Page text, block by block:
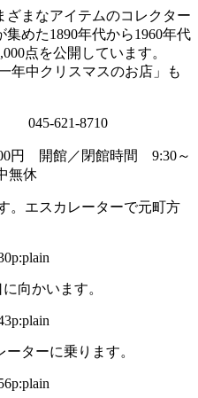
ざまなアイテムのコレクター
めた1890年代から1960年代
点を公開しています。
年中クリスマスのお店」も
045-621-8710
円 開館／閉館時間 9:30～
無休
。エスカレーターで元町方
向かいます。
ターに乗ります。